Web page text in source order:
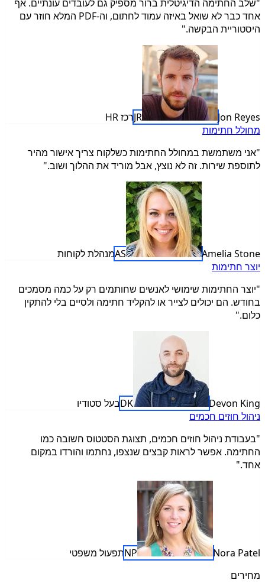
"שלב החתימה הדיגיטלית ברור מספיק גם לעובדים עונתיים. אף
אחד כבר לא שואל באיזה עמוד לחתום, וה-PDF המלא חוזר עם
היסטוריית הבקשה."
JR Jon Reyes
רכז HR
מחולל חתימות
"אני משתמשת במחולל החתימות כשלקוח צריך אישור מהיר
לתוספת שירות. זה לא נוצץ, אבל מוריד את ההלוך ושוב."
AS Amelia Stone
מנהלת לקוחות
יוצר חתימות
"יוצר החתימות שימושי לאנשים שחותמים רק על כמה מסמכים
בחודש. הם יכולים לצייר או להקליד חתימה ולסיים בלי להתקין
כלום."
DK Devon King
בעל סטודיו
ניהול חוזים חכמים
"בעבודת ניהול חוזים חכמים, תצוגת הסטטוס חשובה כמו
החתימה. אפשר לראות קבצים שנצפו, נחתמו והורדו במקום
אחד."
NP Nora Patel
תפעול משפטי
מחירים